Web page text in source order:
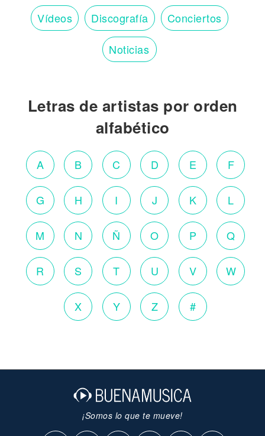
Vídeos Discografía Conciertos
Noticias
Letras de artistas por orden
alfabético
A B C D E F
G H I J K L
M N Ñ O P Q
R S T U V W
X Y Z #
¡Somos lo que te mueve!